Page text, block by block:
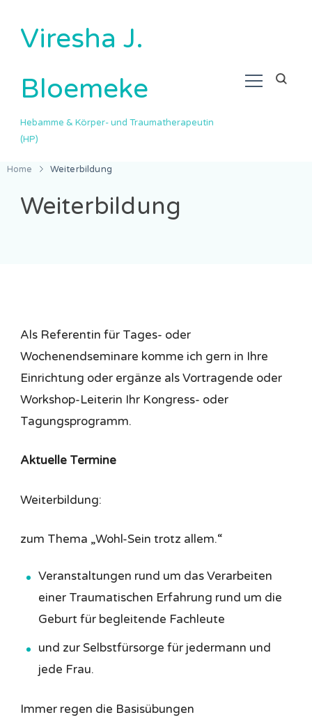
Viresha J.
Bloemeke
Hebamme & Körper- und Traumatherapeutin
(HP)
Home Weiterbildung
Weiterbildung
Als Referentin für Tages- oder
Wochenendseminare komme ich gern in Ihre
Einrichtung oder ergänze als Vortragende oder
Workshop-Leiterin Ihr Kongress- oder
Tagungsprogramm.
Aktuelle Termine
Weiterbildung:
zum Thema „Wohl-Sein trotz allem.“
Veranstaltungen rund um das Verarbeiten
einer Traumatischen Erfahrung rund um die
Geburt für begleitende Fachleute
und zur Selbstfürsorge für jedermann und
jede Frau.
Immer regen die Basisübungen